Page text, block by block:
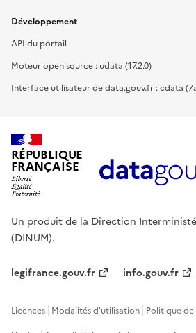
Développement
API du portail
Moteur open source : udata (17.2.0)
Interface utilisateur de data.gouv.fr : cdata
RÉPUBLIQUE
FRANÇAISE
Un produit de la Direction
(DINUM).
legifrance.gouv.fr info.gouv.fr
Licences Modalités d'utilisation Politique